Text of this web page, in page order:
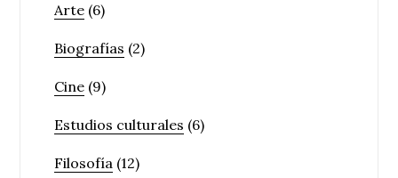
Arte (6)
Biografías (2)
Cine (9)
Estudios culturales (6)
Filosofía (12)